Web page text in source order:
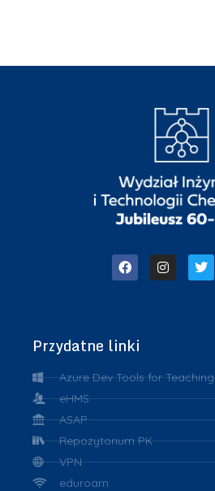
Przydatne linki
Azure Dev Tools for Teaching
eHMS
ASAP
Repozytorium PK
VPN
eduroam